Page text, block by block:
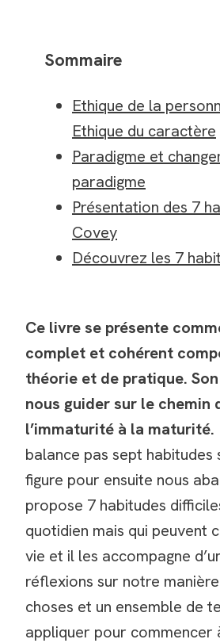
Sommaire
Ethique de la
Ethique du caractère
Paradigme et
paradigme
Présentation des 7
Covey
Découvrez les 7
Ce livre se présente
complet et cohérent
théorie et de pratique.
nous guider sur le chemin
l’immaturité à la maturité.
balance pas sept habitudes
figure pour ensuite nous
propose 7 habitudes
quotidien mais qui peuvent
vie et il les accompagne
réflexions sur notre
choses et un ensemble de
appliquer pour commencer